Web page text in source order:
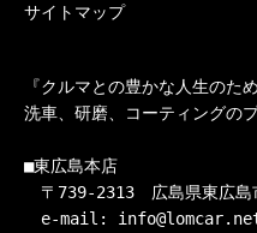
サイトマップ
『クルマとの豊かな人生のた
洗車、研磨、コーティングの
■東広島本店
〒739-2313　広島県東広島
e-mail: